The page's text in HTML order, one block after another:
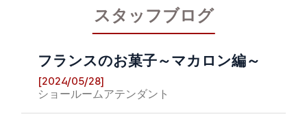
スタッフブログ
フランスのお菓子～マカロン編～
[2024/05/28]
ショールームアテンダント